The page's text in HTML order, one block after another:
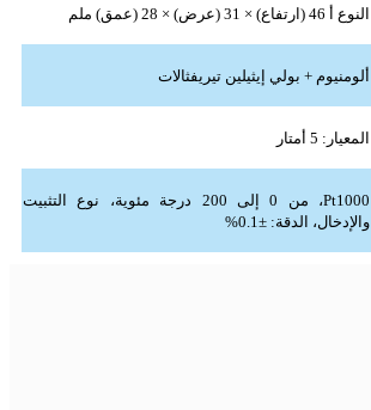
النوع أ 46 (ارتفاع) × 31 (عرض) × 28 (عمق) ملم
ألومنيوم + بولي إيثيلين تيريفثالات
المعيار: 5 أمتار
Pt1000، من 0 إلى 200 درجة مئوية، نوع التثبيت
والإدخال، الدقة: ±0.1%